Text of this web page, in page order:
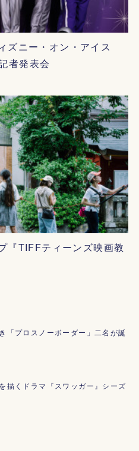
ズニー・オン・アイス
者発表会
『TIFFティーンズ映画教
「プロスノーボーダー」二名が誕
描くドラマ『スワッガー』シーズ